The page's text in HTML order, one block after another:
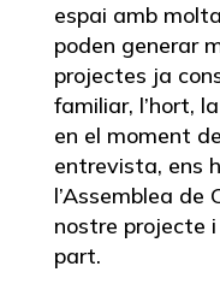
espai amb
poden generar
projectes ja
familiar, l’hort,
en el moment
entrevista, ens
l’Assemblea
nostre projecte
part.